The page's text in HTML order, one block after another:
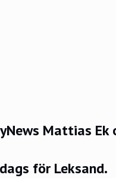
Mattias
för Leksand.